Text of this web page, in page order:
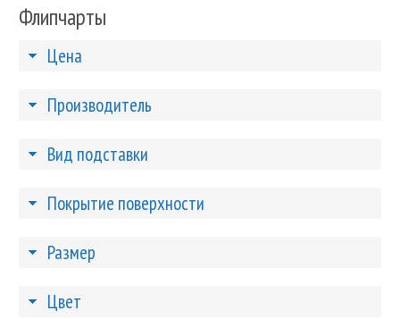
Флипчарты
Цена
Производитель
Вид подставки
Покрытие поверхности
Размер
Цвет